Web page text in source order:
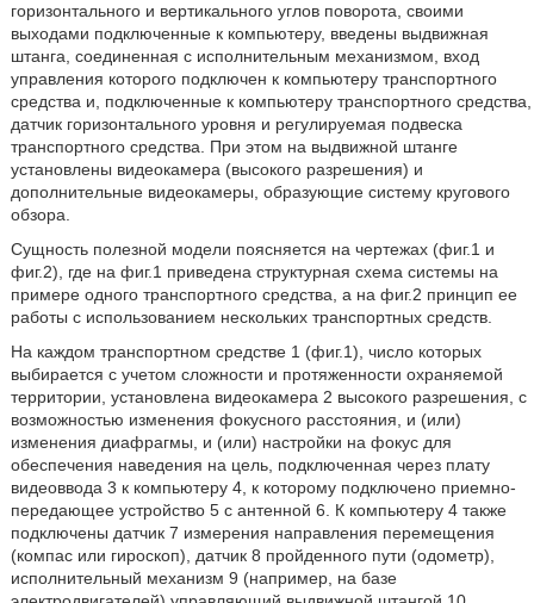
горизонтального и вертикального углов поворота, своими
выходами подключенные к компьютеру, введены выдвижная
штанга, соединенная с исполнительным механизмом, вход
управления которого подключен к компьютеру транспортного
средства и, подключенные к компьютеру транспортного средства,
датчик горизонтального уровня и регулируемая подвеска
транспортного средства. При этом на выдвижной штанге
установлены видеокамера (высокого разрешения) и
дополнительные видеокамеры, образующие систему кругового
обзора.
Сущность полезной модели поясняется на чертежах (фиг.1 и
фиг.2), где на фиг.1 приведена структурная схема системы на
примере одного транспортного средства, а на фиг.2 принцип ее
работы с использованием нескольких транспортных средств.
На каждом транспортном средстве 1 (фиг.1), число которых
выбирается с учетом сложности и протяженности охраняемой
территории, установлена видеокамера 2 высокого разрешения, с
возможностью изменения фокусного расстояния, и (или)
изменения диафрагмы, и (или) настройки на фокус для
обеспечения наведения на цель, подключенная через плату
видеоввода 3 к компьютеру 4, к которому подключено приемно-
передающее устройство 5 с антенной 6. К компьютеру 4 также
подключены датчик 7 измерения направления перемещения
(компас или гироскоп), датчик 8 пройденного пути (одометр),
исполнительный механизм 9 (например, на базе